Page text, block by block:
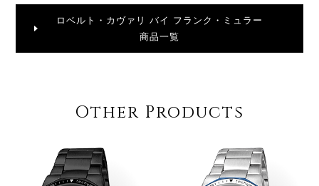
ロベルト・カヴァリ バイ フランク・ミュラー
商品一覧
Other Products